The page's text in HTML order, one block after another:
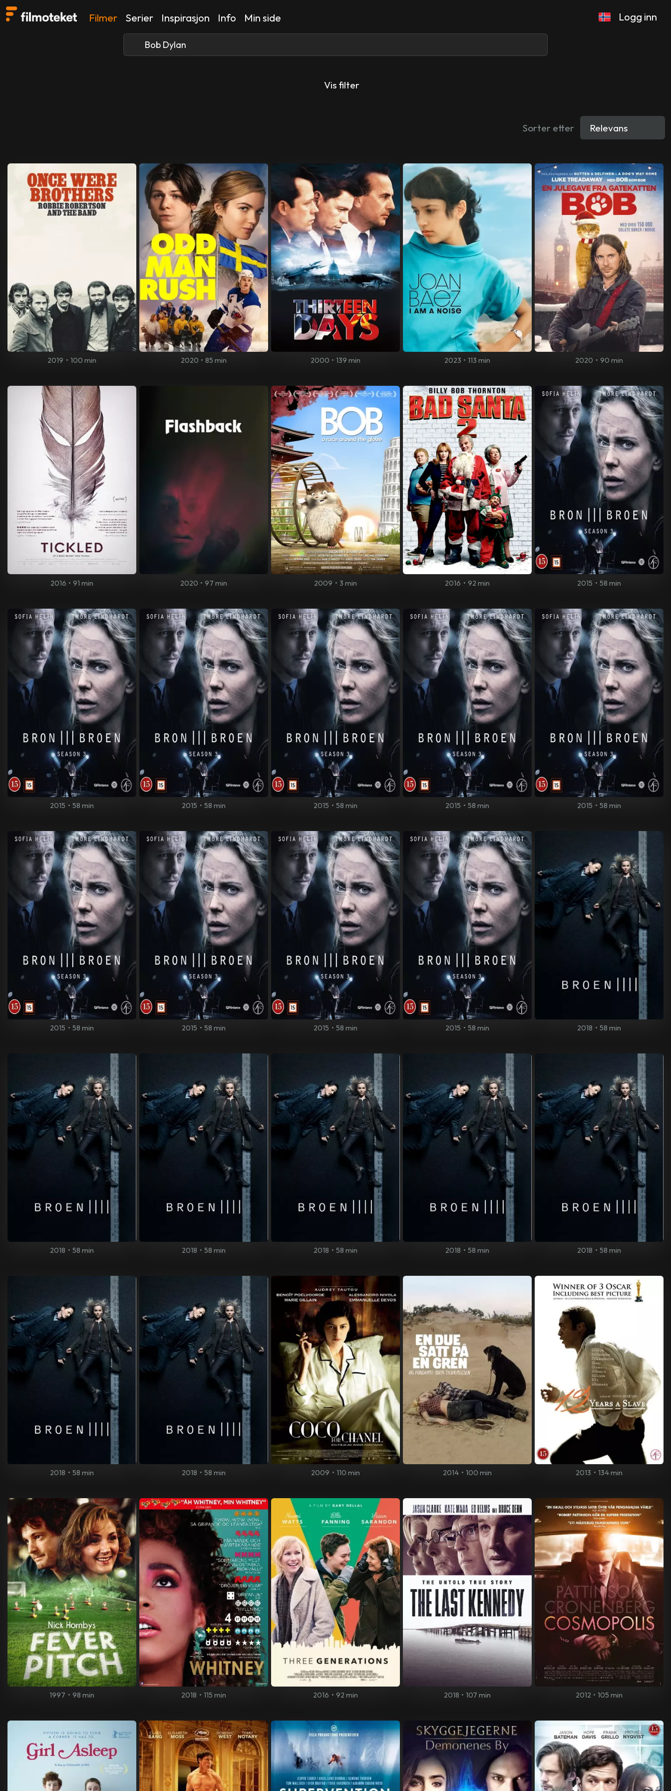
Filmer Serier Inspirasjon Info Min side Logg inn
Vis filter
Sorter etter
2019 • 100 min 2020 • 85 min 2000 • 139 min 2023 • 113 min 2020 • 90 min
2016 • 91 min 2020 • 97 min 2009 • 3 min 2016 • 92 min 2015 • 58 min
2015 • 58 min 2015 • 58 min 2015 • 58 min 2015 • 58 min 2015 • 58 min
2015 • 58 min 2015 • 58 min 2015 • 58 min 2015 • 58 min 2018 • 58 min
2018 • 58 min 2018 • 58 min 2018 • 58 min 2018 • 58 min 2018 • 58 min
2018 • 58 min 2018 • 58 min 2009 • 110 min 2014 • 100 min 2013 • 134 min
1997 • 98 min 2018 • 115 min 2016 • 92 min 2018 • 107 min 2012 • 105 min